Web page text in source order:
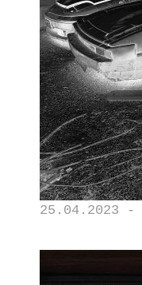
25.04.2023 -